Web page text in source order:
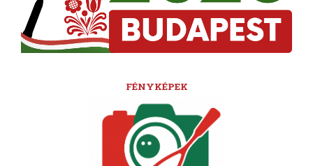
FÉNYKÉPEK